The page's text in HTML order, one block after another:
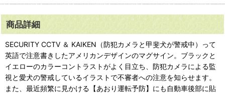
商品詳細
SECURITY CCTV ＆ KAIKEN（防犯カメラと甲斐犬が警戒中）って
英語で注意書きしたアメリカンデザインのマグサイン。ブラックと
イエローのカラーコントラストがよく目立ち、防犯カメラによる監
視と愛犬の警戒しているイラストで不審者への注意を知らせます。
また、最近頻繁に見かける【あおり運転予防】にも自動車後部に貼